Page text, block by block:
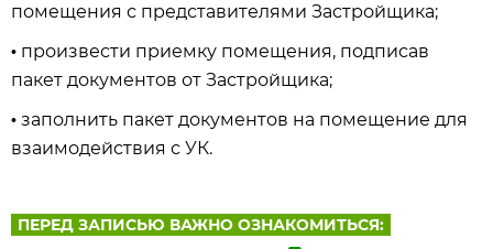
помещения с представителями Застройщика;
• произвести приемку помещения, подписав
пакет документов от Застройщика;
• заполнить пакет документов на помещение для
взаимодействия с УК.
ПЕРЕД ЗАПИСЬЮ ВАЖНО ОЗНАКОМИТЬСЯ: